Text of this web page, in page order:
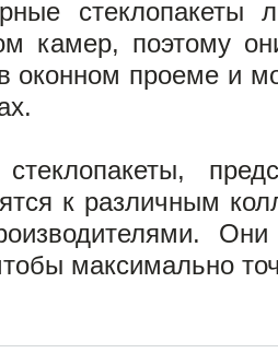
стеклопакеты
камер, поэтому
проеме и
стеклопакеты,
к различным
максимально